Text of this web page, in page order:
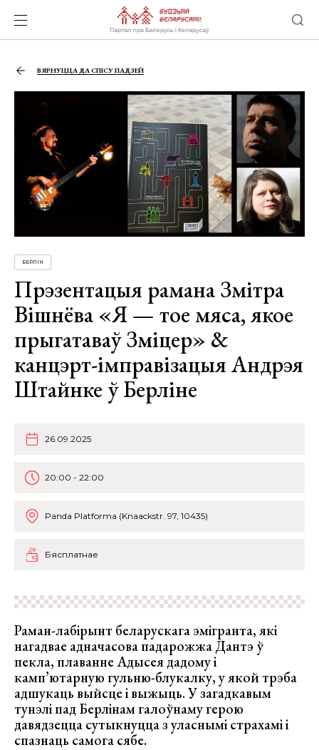
ВЯРНУЦЦА ДА СПІСУ ПАДЗЕЙ
БЕРЛІН
Прэзентацыя рамана Змітра
Вішнёва «Я — тое мяса, якое
прыгатаваў Зміцер» &
канцэрт-імправізацыя Андрэя
Штайнке ў Берліне
26.09.2025
20:00 - 22:00
Panda Platforma (Knaackstr. 97, 10435)
Бясплатнае
Раман-лабірынт беларускага эмігранта, які
нагадвае адначасова падарожжа Дантэ ў
пекла, плаванне Адысея дадому і
камп’ютарную гульню-блукалку, у якой трэба
адшукаць выйсце і выжыць. У загадкавым
тунэлі пад Берлінам галоўнаму герою
давядзецца сутыкнуцца з уласнымі страхамі і
спазнаць самога сябе.